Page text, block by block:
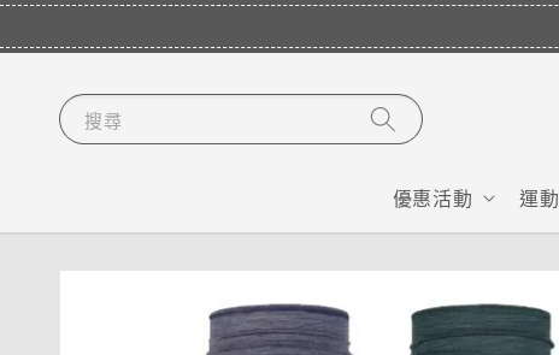
搜尋
優惠活動 運動